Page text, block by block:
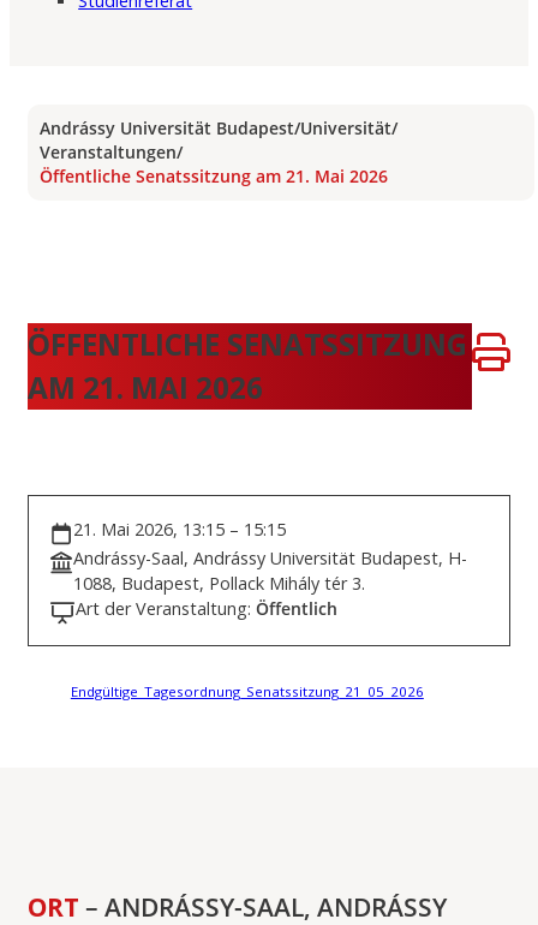
Andrássy Universität Budapest/Universität/
Veranstaltungen/
Öffentliche Senatssitzung am 21. Mai 2026
ÖFFENTLICHE SENATSSITZUNG
AM 21. MAI 2026
21. Mai 2026, 13:15 – 15:15
Andrássy-Saal, Andrássy Universität Budapest, H-
1088, Budapest, Pollack Mihály tér 3.
Art der Veranstaltung: Öffentlich
Endgültige_Tagesordnung_Senatssitzung_21_05_2026
ORT – ANDRÁSSY-SAAL, ANDRÁSSY